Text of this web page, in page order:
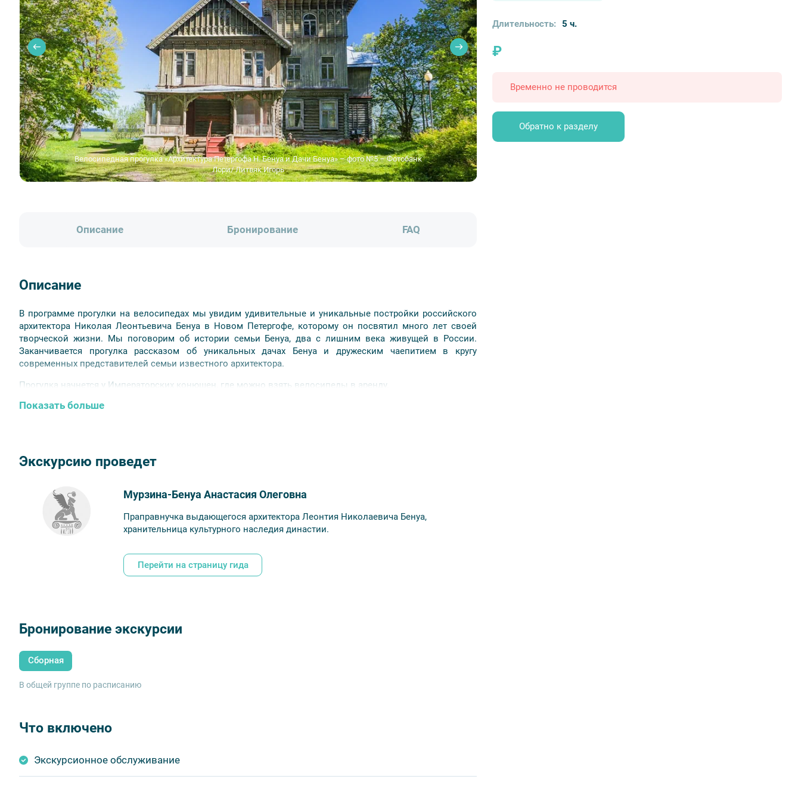
Велосипедная прогулка «Архитектура Петергофа Н. Бенуа и Дачи Бенуа» – фото №5 – Фотобанк
Лори/ Литвяк Игорь
₽
Длительность: 5 ч.
Временно не проводится
Обратно к разделу
Описание Бронирование FAQ
Описание
В программе прогулки на велосипедах мы увидим удивительные и уникальные постройки российского
архитектора Николая Леонтьевича Бенуа в Новом Петергофе, которому он посвятил много лет своей
творческой жизни. Мы поговорим об истории семьи Бенуа, два с лишним века живущей в России.
Заканчивается прогулка рассказом об уникальных дачах Бенуа и дружеским чаепитием в кругу
современных представителей семьи известного архитектора.
Прогулка начнется у Императорских конюшен, где можно взять велосипеды в аренду.
Внимание!
зависимости от выбранного велосипеда).
Показать больше
Экскурсию проведет
Мурзина-Бенуа Анастасия Олеговна
Праправнучка выдающегося архитектора Леонтия Николаевича Бенуа,
хранительница культурного наследия династии.
Перейти на страницу гида
Бронирование экскурсии
Сборная
В общей группе по расписанию
Что включено
Экскурсионное обслуживание